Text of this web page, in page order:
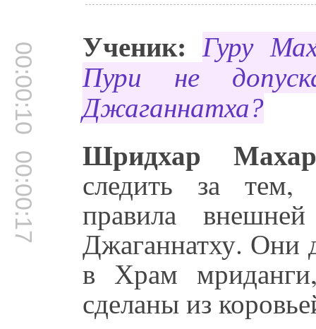
00:00:10 Ученик:
Гуру
Пури не
Джаганнатха?
00:00:17 Шридхар
следить за тем,
правила
Джаганнатху. Они
в Храм
сделаны из